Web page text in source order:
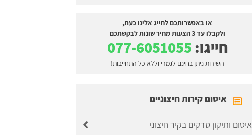
או באפשרותכם לחייג אלינו כעת,
ולקבלו עד 3 הצעות מחיר שונות לבקשתכם
חייגו:
השירות ניתן בחינם לגמרי וללא כל התחייבות!
איטום קירות חיצוניים
איטום ותיקון סדקים בקיר חיצוני